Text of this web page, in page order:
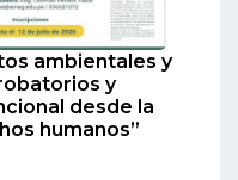
ambientales y
y
desde la
humanos”